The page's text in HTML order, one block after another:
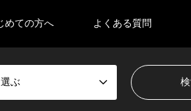
めての方へ よくある質問
ぶ